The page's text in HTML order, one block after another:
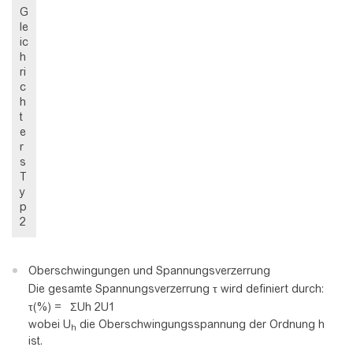
G
le
ic
h
ri
c
h
t
e
r
s
T
y
p
2
Oberschwingungen und Spannungsverzerrung
Die gesamte Spannungsverzerrung τ wird definiert durch:
τ(%) =
ΣUh 2U1
wobei Uh die Oberschwingungsspannung der Ordnung h
ist.